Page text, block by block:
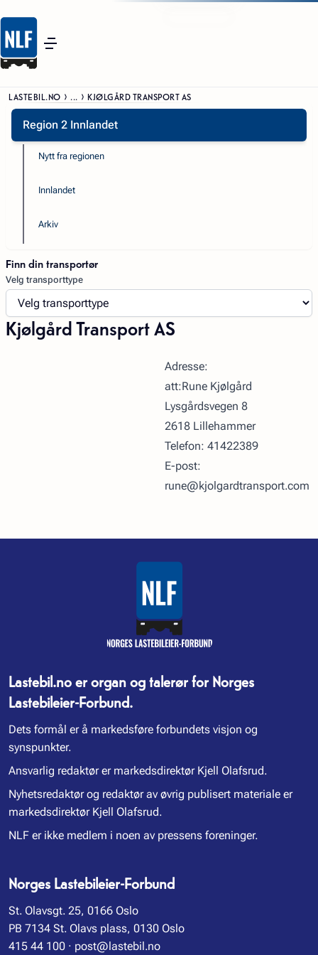
LASTEBIL.NO ... KJØLGÅRD TRANSPORT AS
Region 2 Innlandet
Nytt fra regionen
Innlandet
Arkiv
Finn din transportør
Velg transporttype
Kjølgård Transport AS
Adresse:
att:Rune Kjølgård
Lysgårdsvegen 8
2618 Lillehammer
Telefon: 41422389
E-post:
rune@kjolgardtransport.com
Lastebil.no er organ og talerør for Norges
Lastebileier-Forbund.
Dets formål er å markedsføre forbundets visjon og
synspunkter.
Ansvarlig redaktør er markedsdirektør Kjell Olafsrud.
Nyhetsredaktør og redaktør av øvrig publisert materiale er
markedsdirektør Kjell Olafsrud.
NLF er ikke medlem i noen av pressens foreninger.
Norges Lastebileier-Forbund
St. Olavsgt. 25, 0166 Oslo
PB 7134 St. Olavs plass, 0130 Oslo
415 44 100 · post@lastebil.no